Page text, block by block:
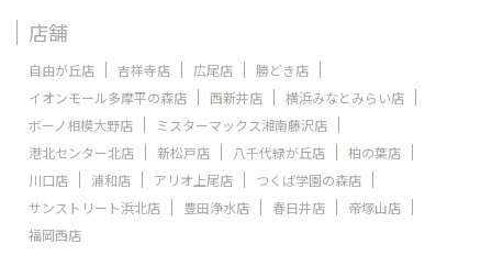
店舗
自由が丘店 吉祥寺店 広尾店
勝どき店
イオンモール多摩平の森店
西新井店
横浜みなとみらい店
ボーノ相模大野店
ミスターマックス湘南藤沢店
港北センター北店
新松戸店 八千代緑が丘店
柏の葉店
川口店
浦和店 アリオ上尾店
つくば学園の森店
サンストリート浜北店
豊田浄水店 春日井店
帝塚山店
福岡西店